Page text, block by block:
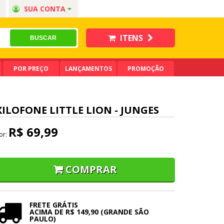
SUA CONTA
ITENS
POR PREÇO LANÇAMENTOS PROMOÇÃO
LITTLE LION - JUNGES
R$ 69,99
COMPRAR
FRETE GRÁTIS
ACIMA DE R$ 149,90 (GRANDE SÃO
PAULO)